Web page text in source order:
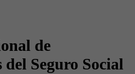
de
Seguro Social